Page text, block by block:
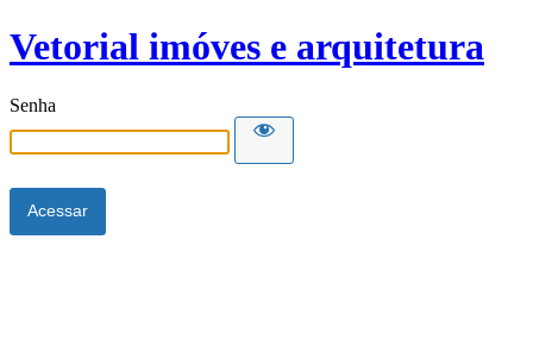
Vetorial imóves e arquitetura
Senha